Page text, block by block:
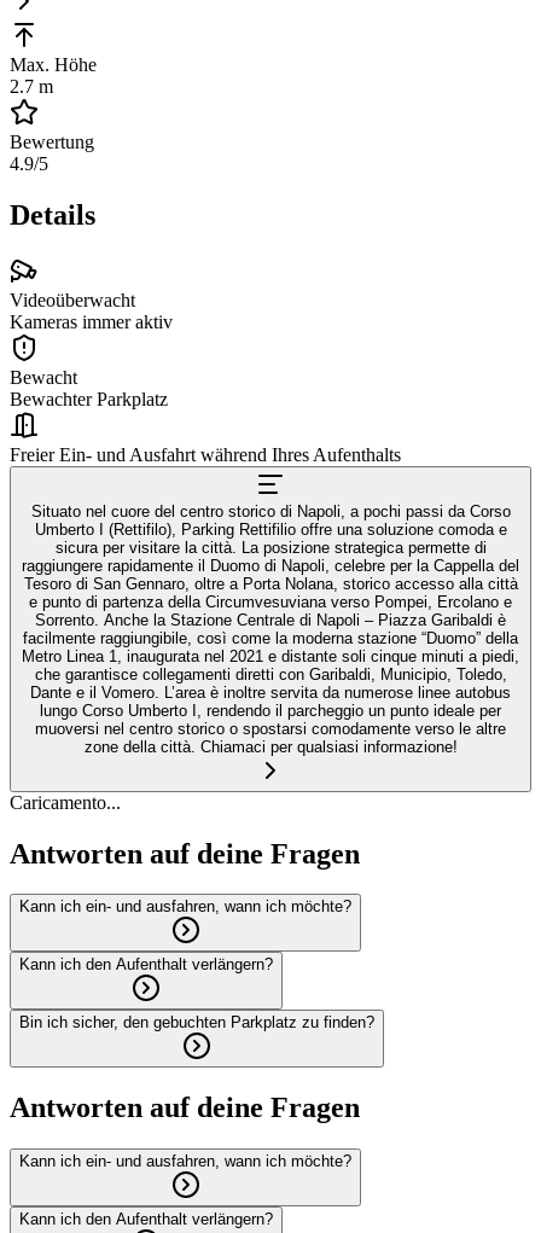
Max. Höhe
2.7 m
Bewertung
4.9/5
Details
Videoüberwacht
Kameras immer aktiv
Bewacht
Bewachter Parkplatz
Freier Ein- und Ausfahrt während Ihres Aufenthalts
Situato nel cuore del centro storico di Napoli, a pochi passi da Corso
Umberto I (Rettifilo), Parking Rettifilio offre una soluzione comoda e
sicura per visitare la città. La posizione strategica permette di
raggiungere rapidamente il Duomo di Napoli, celebre per la Cappella del
Tesoro di San Gennaro, oltre a Porta Nolana, storico accesso alla città
e punto di partenza della Circumvesuviana verso Pompei, Ercolano e
Sorrento. Anche la Stazione Centrale di Napoli – Piazza Garibaldi è
facilmente raggiungibile, così come la moderna stazione “Duomo” della
Metro Linea 1, inaugurata nel 2021 e distante soli cinque minuti a piedi,
che garantisce collegamenti diretti con Garibaldi, Municipio, Toledo,
Dante e il Vomero. L’area è inoltre servita da numerose linee autobus
lungo Corso Umberto I, rendendo il parcheggio un punto ideale per
muoversi nel centro storico o spostarsi comodamente verso le altre
zone della città. Chiamaci per qualsiasi informazione!
Caricamento...
Antworten auf deine Fragen
Kann ich ein- und ausfahren, wann ich möchte?
Kann ich den Aufenthalt verlängern?
Bin ich sicher, den gebuchten Parkplatz zu finden?
Antworten auf deine Fragen
Kann ich ein- und ausfahren, wann ich möchte?
Kann ich den Aufenthalt verlängern?